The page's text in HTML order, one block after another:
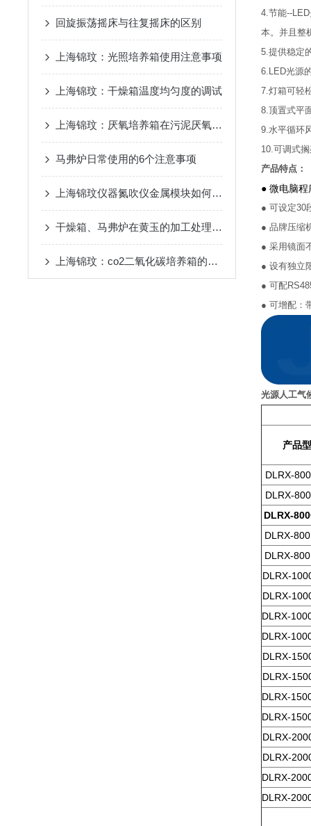
回旋振荡摇床与往复摇床的区别
上海锦玟：光照培养箱使用注意事项
上海锦玟：干燥箱温度均匀度的调试
上海锦玟：厌氧培养箱在污泥厌氧消化实验中的应用
马弗炉日常使用的6个注意事项
上海锦玟仪器氮吹仪金属模块如何更换?
干燥箱、马弗炉在黄玉的加工处理中的应用
上海锦玟：co2二氧化碳培养箱的调控讲解
4.节能--
本。并且整
5.提供稳定
6.LED光源
7.灯箱可轻
8.顶置式平
9.水平循环
10.可调式
产品特点：
● 微电脑
● 可设定30
● 品牌压缩
● 采用镜面
● 设有独立
● 可配
● 可增配：
光源人工气
产品
DLRX-
DLRX-
DLRX-
DLRX-
DLRX-
DLRX-
DLRX-
DLRX-
DLRX-
DLRX-
DLRX-
DLRX-
DLRX-
DLRX-
DLRX-
DLRX-
DLRX-